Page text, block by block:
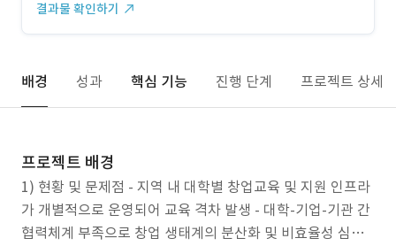
결과물 확인하기
배경 성과 핵심 기능 진행 단계 프로젝트 상세
프로젝트 배경
1) 현황 및 문제점 - 지역 내 대학별 창업교육 및 지원 인프라
가 개별적으로 운영되어 교육 격차 발생 - 대학-기업-기관 간
협력체계 부족으로 창업 생태계의 분산화 및 비효율성 심화 -